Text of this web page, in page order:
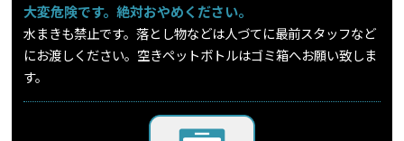
大変危険です。絶対おやめください。
水まきも禁止です。落とし物などは人づてに最前スタッフなど
にお渡しください。空きペットボトルはゴミ箱へお願い致しま
す。